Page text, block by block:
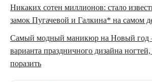
Никаких сотен миллионов: стало
замок Пугачевой и Галкина* на самом
Самый модный маникюр на Новый год
варианта праздничного дизайна
поразить